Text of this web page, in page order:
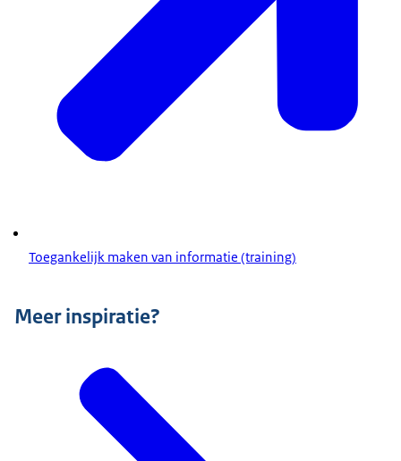
Toegankelijk maken van informatie (training)
Meer inspiratie?